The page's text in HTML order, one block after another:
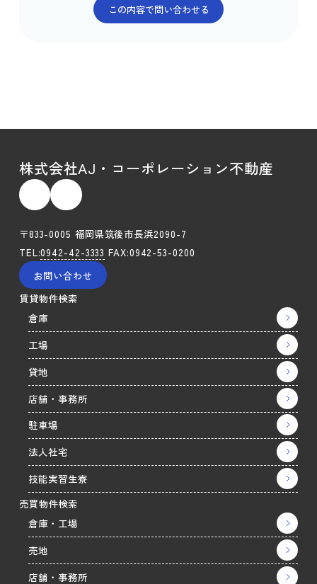
株式会社AJ・コーポレーション不動産
〒833-0005 福岡県筑後市長浜2090-7
TEL:0942-42-3333 FAX:0942-53-0200
お問い合わせ
賃貸物件検索
倉庫
工場
貸地
店舗・事務所
駐車場
法人社宅
技能実習生寮
売買物件検索
倉庫・工場
売地
店舗・事務所